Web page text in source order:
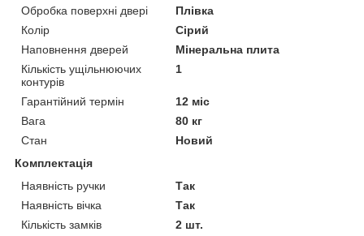
Обробка поверхні двері
Плівка
Колір
Сірий
Наповнення дверей
Мінеральна плита
Кількість ущільнюючих
контурів
1
Гарантійний термін
12 міс
Вага
80 кг
Стан
Новий
Комплектація
Наявність ручки
Так
Наявність вічка
Так
Кількість замків
2 шт.